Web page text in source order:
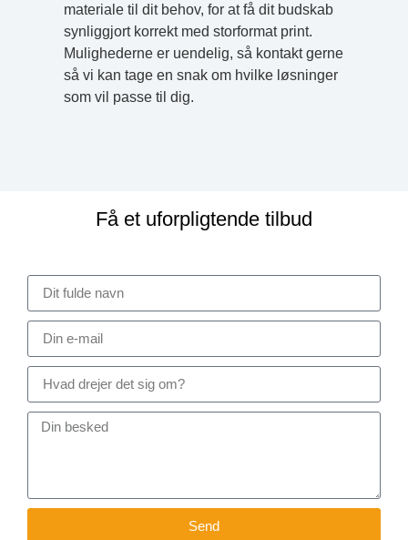
materiale til dit behov, for at få dit budskab
synliggjort korrekt med storformat print.
Mulighederne er uendelig, så kontakt gerne
så vi kan tage en snak om hvilke løsninger
som vil passe til dig.
Få et uforpligtende tilbud
Send